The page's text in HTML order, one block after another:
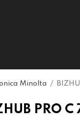
Minolta /
PRO C